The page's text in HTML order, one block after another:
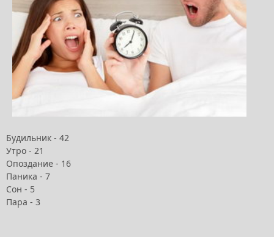
Будильник - 42
Утро - 21
Опоздание - 16
Паника - 7
Сон - 5
Пара - 3